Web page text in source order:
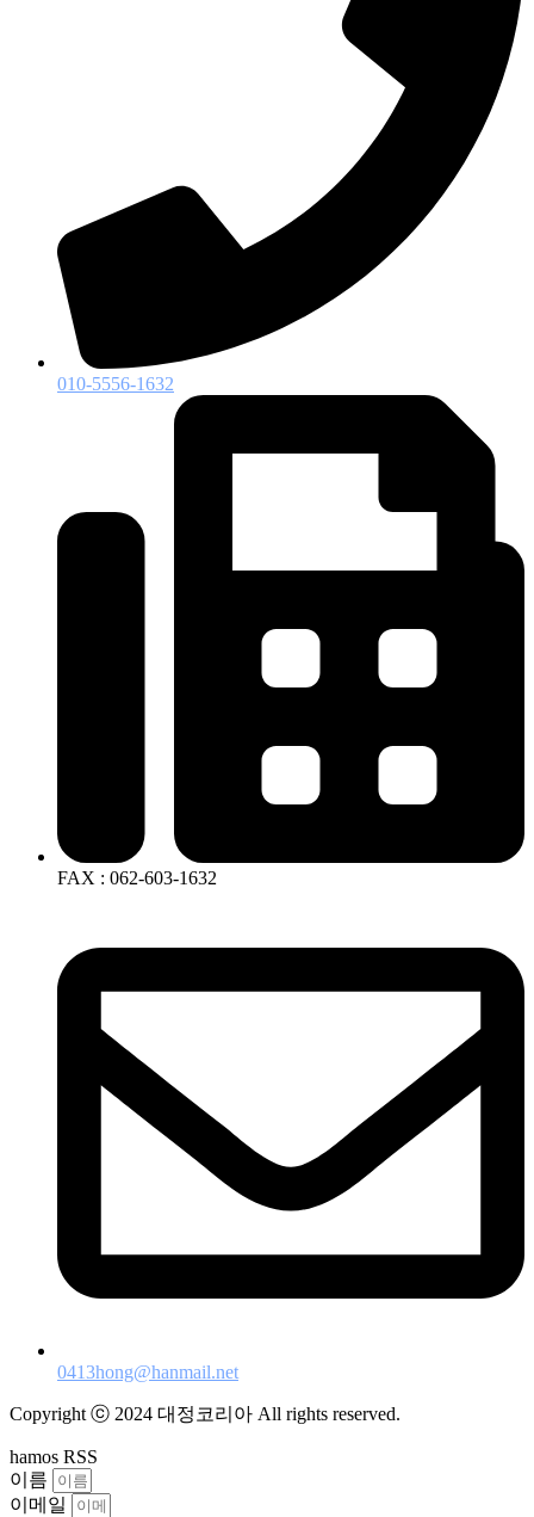
010-5556-1632
FAX : 062-603-1632
0413hong@hanmail.net
Copyright ⓒ 2024 대정코리아 All rights reserved.
hamos RSS
이름
이메일